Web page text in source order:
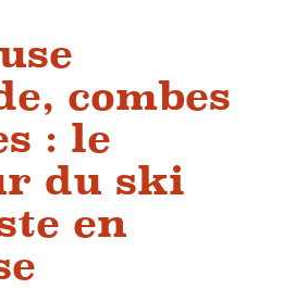
combes
: le
du ski
en